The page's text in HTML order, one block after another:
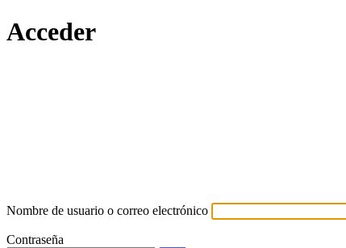
Acceder
Nombre de usuario o correo electrónico
Contraseña